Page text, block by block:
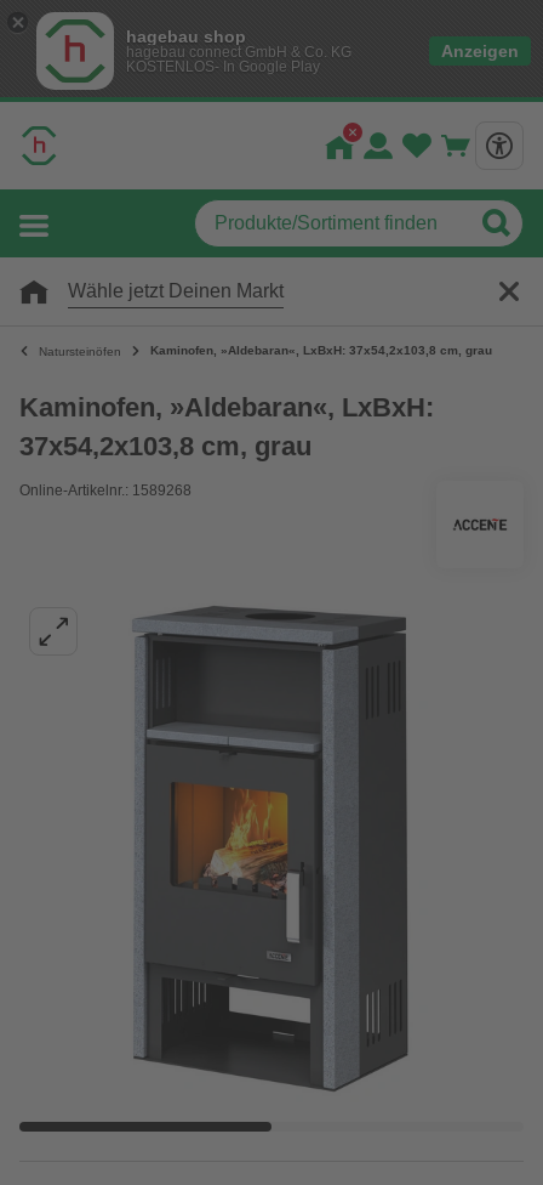
hagebau shop
hagebau connect GmbH & Co. KG
KOSTENLOS- In Google Play
Anzeigen
Wähle jetzt Deinen Markt
Natursteinöfen Kaminofen, »Aldebaran«, LxBxH: 37x54,2x103,8 cm, grau
Kaminofen, »Aldebaran«, LxBxH:
37x54,2x103,8 cm, grau
Online-Artikelnr.: 1589268